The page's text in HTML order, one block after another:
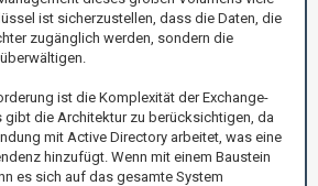
ist sicherzustellen, dass die Daten, die
zugänglich werden, sondern die
ist die Komplexität der Exchange-
gibt die Architektur zu berücksichtigen, da
mit Active Directory arbeitet, was eine
hinzufügt. Wenn mit einem Baustein
es sich auf das gesamte System